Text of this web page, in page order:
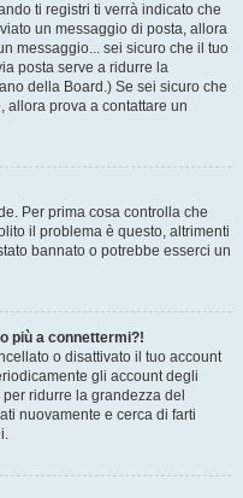
ti registri ti verrà indicato che
un messaggio di posta, allora
messaggio... sei sicuro che il tuo
posta serve a ridurre la
della Board.) Se sei sicuro che
allora prova a contattare un
Per prima cosa controlla che
il problema è questo, altrimenti
bannato o potrebbe esserci un
più a connettermi?!
o disattivato il tuo account
gli account degli
ridurre la grandezza del
nuovamente e cerca di farti